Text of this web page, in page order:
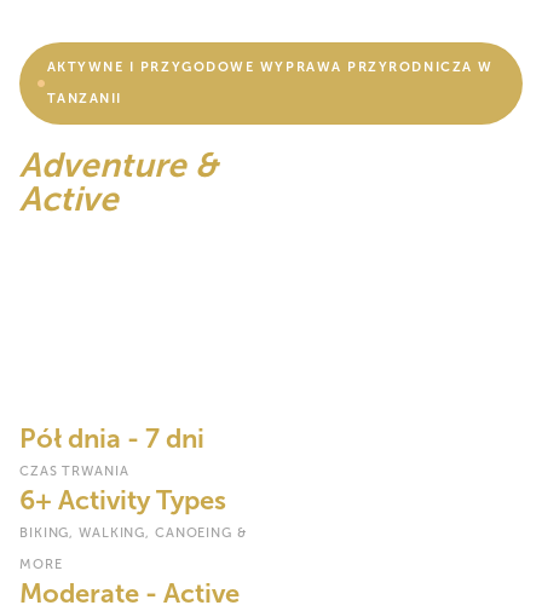
AKTYWNE I PRZYGODOWE WYPRAWA PRZYRODNICZA W
TANZANII
Adventure &
ActiveDoświadczenia wyprawa
Pół dnia - 7 dni
CZAS TRWANIA
6+ Activity Types
BIKING, WALKING, CANOEING &
MORE
Moderate - Active